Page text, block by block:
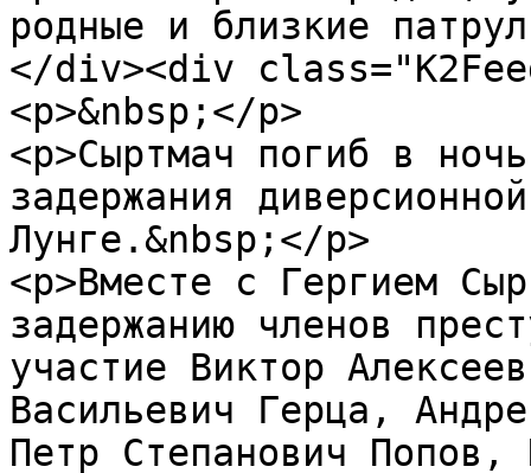
родные и близкие
</div><div
<p>&nbsp;</p>
<p>Сыртмач погиб в
задержания
Лунге.&nbsp;</p>
<p>Вместе с Гергием
задержанию членов
участие Виктор
Васильевич Герца,
Петр Степанович Попов,